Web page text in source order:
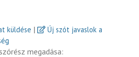
küldése |
Új szót javaslok a
megadása: